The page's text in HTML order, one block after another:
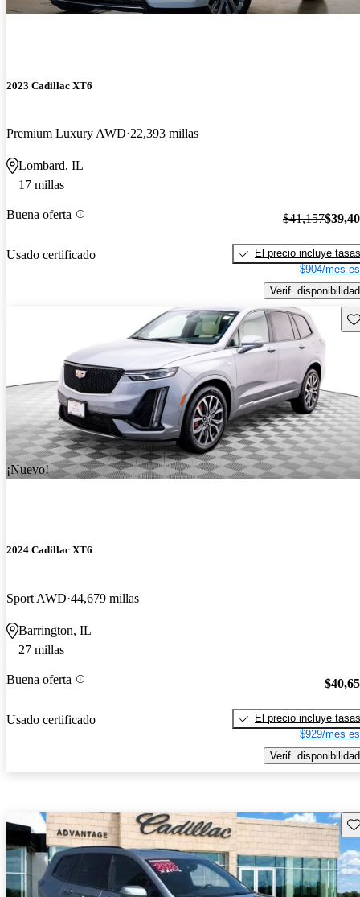
2023 Cadillac XT6
Premium Luxury AWD 22,393 millas
Lombard, IL
17 millas
Buena oferta
Usado certificado
$41,157
El precio incluye tasas
$904/mes
Verif. disponibilidad
¡Nuevo!
2024 Cadillac XT6
Sport AWD 44,679 millas
Barrington, IL
27 millas
Buena oferta
Usado certificado
El precio incluye tasas
$929/mes
Verif. disponibilidad